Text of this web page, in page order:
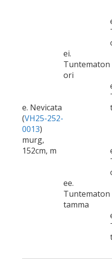
e. Nevicata
(VH25-252-
0013)
murg,
152cm, m
ei.
Tuntematon
ori
ee.
Tuntematon
tamma